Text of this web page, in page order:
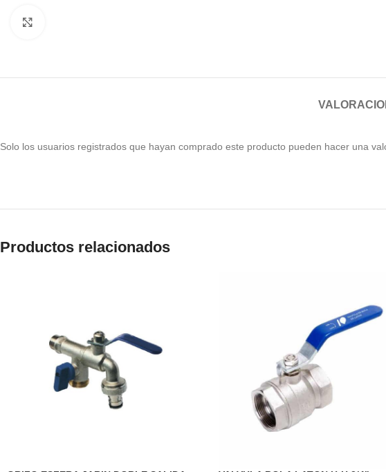
Solo los usuarios registrados que hayan comprado este producto pueden hacer una
Productos relacionados